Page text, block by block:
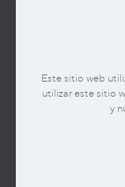
Este sitio web
utilizar este sitio
y